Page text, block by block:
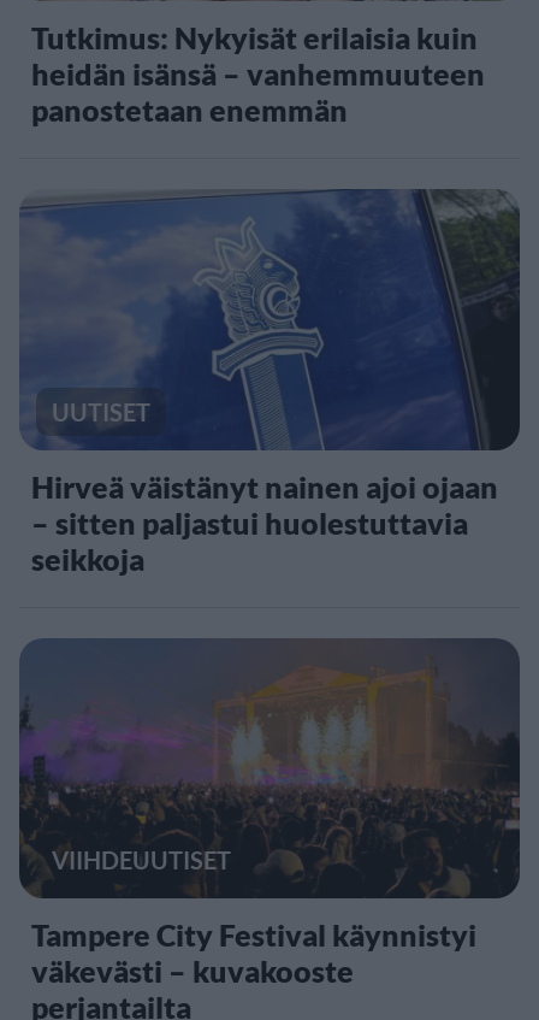
Tutkimus: Nykyisät erilaisia kuin
heidän isänsä – vanhemmuuteen
panostetaan enemmän
UUTISET
Hirveä väistänyt nainen ajoi ojaan
– sitten paljastui huolestuttavia
seikkoja
VIIHDEUUTISET
Tampere City Festival käynnistyi
väkevästi – kuvakooste
perjantailta